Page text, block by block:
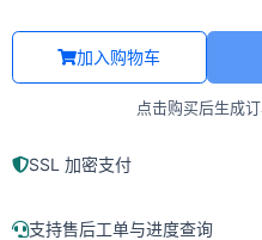
加入购物车
点击购买后生成
SSL 加密支付
支持售后工单与进度查询